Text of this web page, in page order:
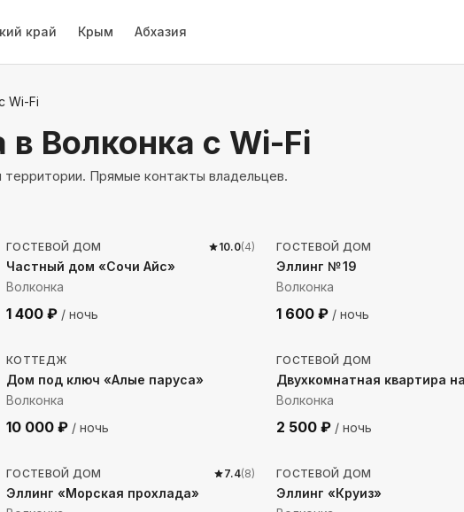
край Крым Абхазия
Wi-Fi
в Волконка с Wi-Fi
Прямые контакты владельцев.
ГОСТЕВОЙ ДОМ 10.0(4)
Частный дом «Сочи Айс»
Волконка
1 400 ₽ / ночь
ГОСТЕВОЙ ДОМ
Эллинг № 19
Волконка
1 600 ₽ / ночь
588м до моря
КОТТЕДЖ
Дом под ключ «Алые паруса»
Волконка
10 000 ₽ / ночь
447 м до моря
ГОСТЕВОЙ ДОМ
Двухкомнатная квартира
Волконка
2 500 ₽ / ночь
27м до моря
ГОСТЕВОЙ ДОМ 7.4(8)
Эллинг «Морская прохлада»
26 м до моря
ГОСТЕВОЙ ДОМ
Эллинг «Круиз»